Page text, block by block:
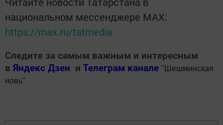
национальном мессенджере MАХ:
https://max.ru/tatmedia
Следите за самым важным и интересным
в Яндекс Дзен и Телеграм канале " Шешминская
новь"